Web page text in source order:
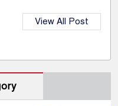
View All Post